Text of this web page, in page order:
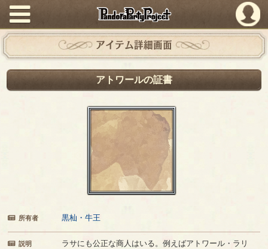
PandoraPartyProject
アイテム詳細画面
アトワールの証書
所有者 黒杣・牛王
説明
ラサにも公正な商人はいる。例えばアトワール・ラリ